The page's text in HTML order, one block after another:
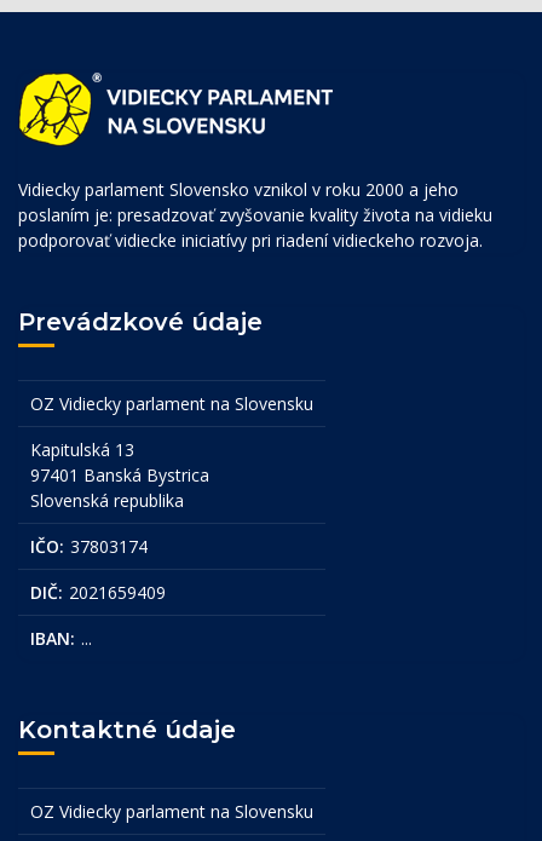
Vidiecky parlament Slovensko vznikol v roku 2000 a jeho
poslaním je: presadzovať zvyšovanie kvality života na vidieku
podporovať vidiecke iniciatívy pri riadení vidieckeho rozvoja.
Prevádzkové údaje
OZ Vidiecky parlament na Slovensku
Kapitulská 13
97401 Banská Bystrica
Slovenská republika
IČO: 37803174
DIČ: 2021659409
IBAN: ...
Kontaktné údaje
OZ Vidiecky parlament na Slovensku